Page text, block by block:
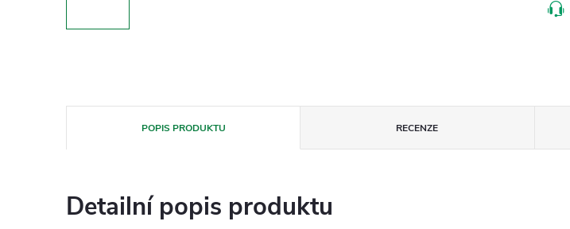
POPIS PRODUKTU RECENZE
Detailní popis produktu